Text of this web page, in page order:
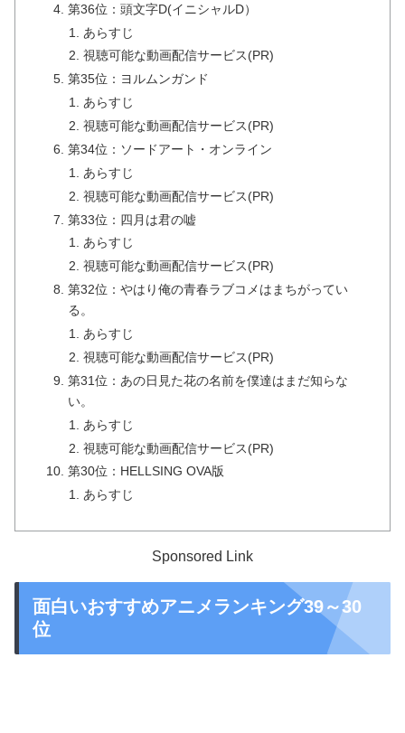
第36位：頭文字D(イニシャルD）
あらすじ
視聴可能な動画配信サービス(PR)
第35位：ヨルムンガンド
あらすじ
視聴可能な動画配信サービス(PR)
第34位：ソードアート・オンライン
あらすじ
視聴可能な動画配信サービス(PR)
第33位：四月は君の嘘
あらすじ
視聴可能な動画配信サービス(PR)
第32位：やはり俺の青春ラブコメはまちがってい
る。
あらすじ
視聴可能な動画配信サービス(PR)
第31位：あの日見た花の名前を僕達はまだ知らな
い。
あらすじ
視聴可能な動画配信サービス(PR)
第30位：HELLSING OVA版
あらすじ
Sponsored Link
面白いおすすめアニメランキング39～30
位